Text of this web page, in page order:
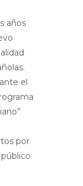
años
el
por